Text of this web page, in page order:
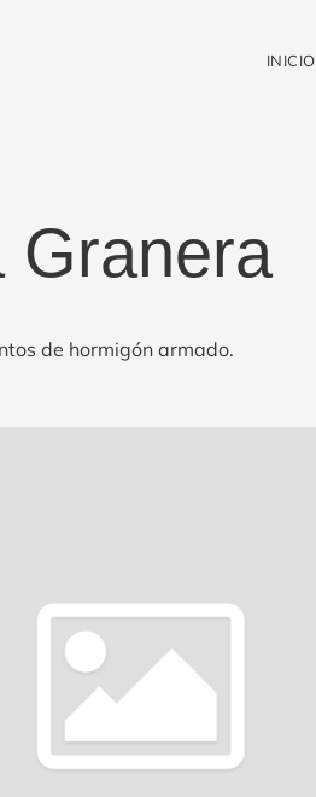
INICIO
Granera
de hormigón armado.